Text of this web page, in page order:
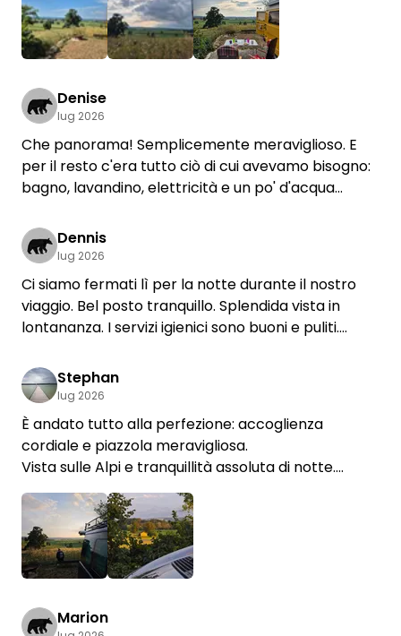
una richiesta e ho ricevuto una risposta in tempi
rapidi. Tutto è stato semplice dall’inizio alla fine.
Franziska e Johann sono stati molto gentili e
ringraziamo di cuore i nostri adorabili padroni di
casa. Tranquillità assoluta, vista fantastica. Ci
torneremo volentieri!
Denise
lug 2026
Che panorama! Semplicemente meraviglioso. E
per il resto c'era tutto ciò di cui avevamo bisogno:
bagno, lavandino, elettricità e un po' d'acqua
volentieri
Dennis
lug 2026
Ci siamo fermati lì per la notte durante il nostro
viaggio. Bel posto tranquillo. Splendida vista in
lontananza. I servizi igienici sono buoni e puliti.
Purtroppo, avendo lasciato temporaneamente
due casse sulla piazzola, ci siamo ritrovati con un
sacco di formiche nel camper.
Stephan
lug 2026
È andato tutto alla perfezione: accoglienza
cordiale e piazzola meravigliosa.
Vista sulle Alpi e tranquillità assoluta di notte.
I servizi igienici sono curatissimi e pulitissimi.
Ci torneremo molto volentieri 😊
Marion